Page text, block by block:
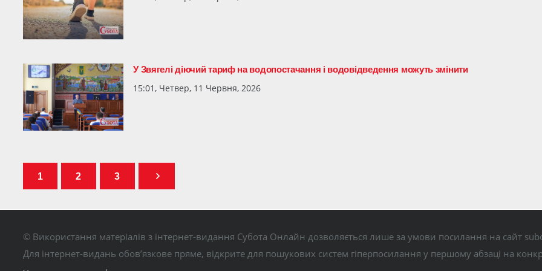
У Звягелі діючий тариф на водопостачання і водовідведення можуть змінити
15:01, Четвер, 11 Червня, 2026
1 2 3
© Використання матеріалів з інтернет-видання Субота Онлайн дозволяється лише за умови посилання на сайт
Для інтернет-видань обов’язкове пряме, відкрите для пошукових систем гіперпосилання у першому абзаці на